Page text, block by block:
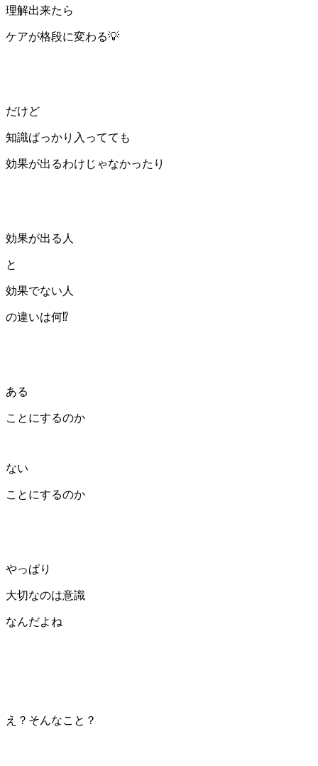
理解出来たら
ケアが格段に変わる💡
だけど
知識ばっかり入ってても
効果が出るわけじゃなかったり
効果が出る人
と
効果でない人
の違いは何⁉️
ある
ことにするのか
ない
ことにするのか
やっぱり
大切なのは意識
なんだよね
え？そんなこと？